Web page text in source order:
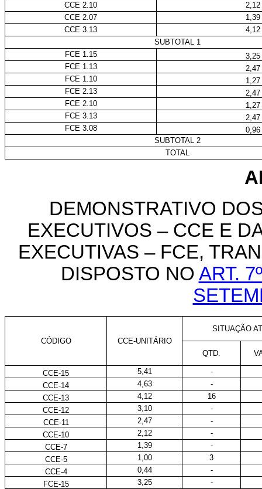
CCE 2.10
2,12
CCE 2.07
1,39
CCE 3.13
4,12
SUBTOTAL 1
FCE 1.15
3,25
FCE 1.13
2,47
FCE 1.10
1,27
FCE 2.13
2,47
FCE 2.10
1,27
FCE 3.13
2,47
FCE 3.08
0,96
SUBTOTAL 2
TOTAL
DEMONSTRATIVO
EXECUTIVOS – CCE E
EXECUTIVAS – FCE,
DISPOSTO NO ART.
CÓDIGO CCE-UNITÁRIO
SITUAÇÃO
QTD.
CCE-15 5,41
-
CCE-14
4,63
-
CCE-13
4,12
16
CCE-12
3,10
-
CCE-11
2,47
-
CCE-10
2,12
-
CCE-7
1,39
-
CCE-5
1,00
3
CCE-4
0,44
-
FCE-15
3,25
-